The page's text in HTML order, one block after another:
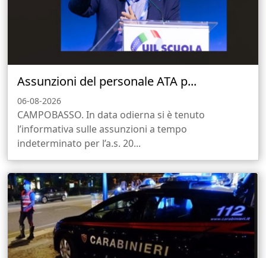
Assunzioni del personale ATA p...
06-08-2026
CAMPOBASSO. In data odierna si è tenuto
l’informativa sulle assunzioni a tempo
indeterminato per l’a.s. 20...